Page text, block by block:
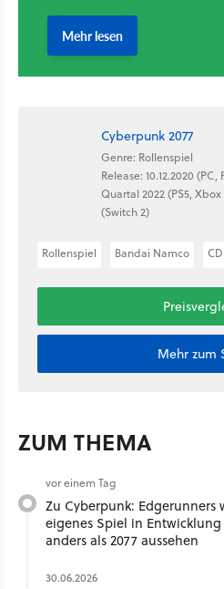
Cyberpunk 2077
Genre: Rollenspiel
Release: 10.12.2020
Quartal 2022 (PS5,
(Switch 2)
Rollenspiel Bandai Namco
Mehr zum
ZUM THEMA
vor einem Tag
Zu Cyberpunk: Edgerunners
eigenes Spiel in
anders als 2077 aussehen
30.06.2026